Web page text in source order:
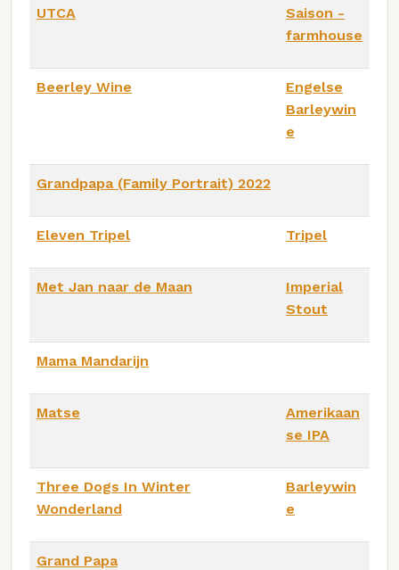
UTCA
Saison -
farmhouse
Beerley Wine
Engelse
Barleywin
e
Grandpapa (Family Portrait) 2022
Eleven Tripel Tripel
Met Jan naar de Maan
Imperial
Stout
Mama Mandarijn
Matse
Amerikaan
se IPA
Three Dogs In Winter
Wonderland
Barleywin
e
Grand Papa